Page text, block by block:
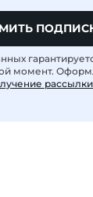
момент.
рассылки